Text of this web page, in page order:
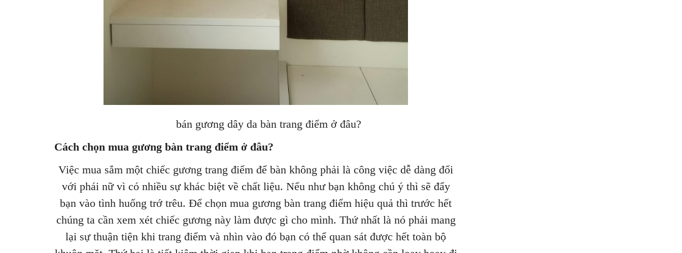
bán gương dây da bàn trang điểm ở đâu?
Cách chọn mua gương bàn trang điểm ở đâu?
Việc mua sắm một chiếc gương trang điểm để bàn không phải là công việc dễ dàng đối
với phái nữ vì có nhiều sự khác biệt về chất liệu. Nếu như bạn không chú ý thì sẽ đẩy
bạn vào tình huống trớ trêu. Để chọn mua gương bàn trang điểm hiệu quả thì trước hết
chúng ta cần xem xét chiếc gương này làm được gì cho mình. Thứ nhất là nó phải mang
lại sự thuận tiện khi trang điểm và nhìn vào đó bạn có thể quan sát được hết toàn bộ